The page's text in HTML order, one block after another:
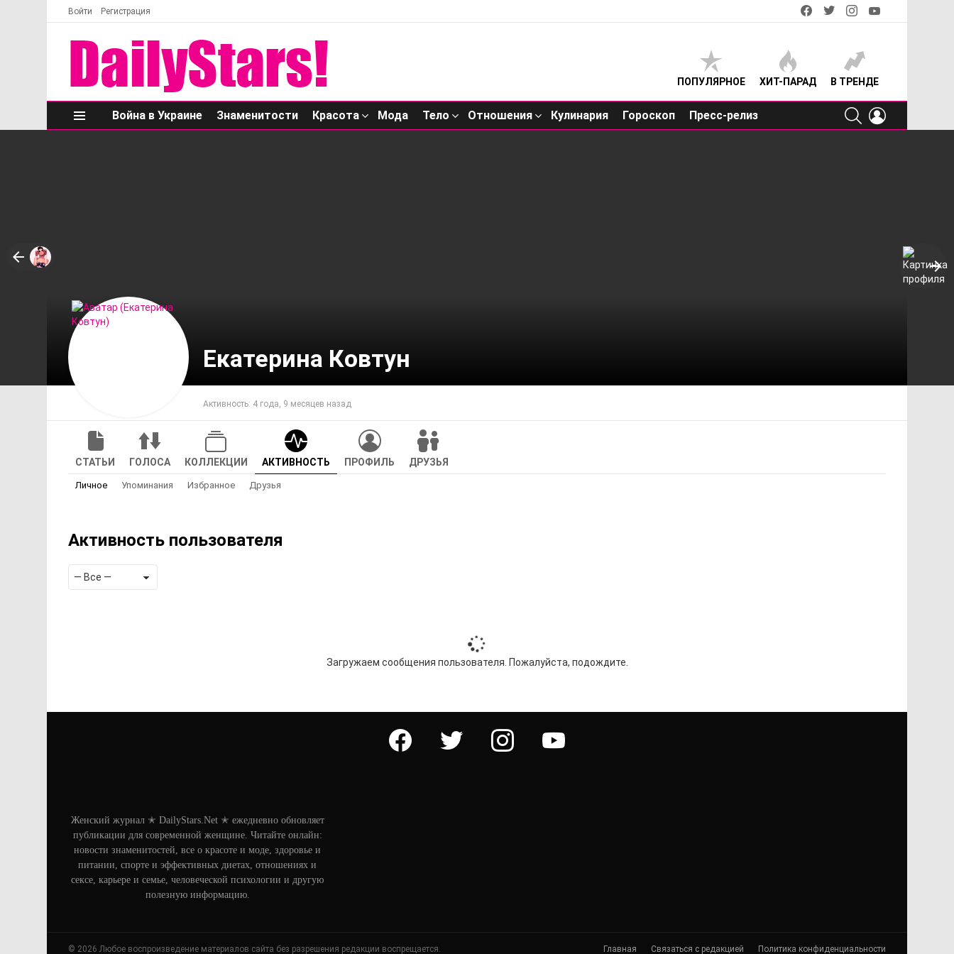
Войти Регистрация
facebooktwitterinstagram
ПОПУЛЯРНОЕ ХИТ-ПАРАД В ТРЕНДЕ
Меню
Война в Украине Знаменитости Красота Мода Тело Отношения Кулинария Гороскоп Пресс-релиз
SEARCH
Екатерина Ковтун
Активность: 4 года, 9 месяцев назад
СТАТЬИ ГОЛОСА КОЛЛЕКЦИИ АКТИВНОСТЬ ПРОФИЛЬ ДРУЗЬЯ
Личное Упоминания Избранное Друзья
Активность пользователя
RSS
Загружаем сообщения пользователя. Пожалуйста, подождите.
facebook twitter instagram youtube
Женский журнал ✭ DailyStars.Net ✭ ежедневно обновляет
публикации для современной женщине. Читайте онлайн:
новости знаменитостей, все о красоте и моде, здоровье и
питании, спорте и эффективных диетах, отношениях и
сексе, карьере и семье, человеческой психологии и другую
полезную информацию.
© 2026 Любое воспроизведение материалов сайта без разрешения редакции воспрещается. Главная Связаться с редакцией Политика конфиденциальности